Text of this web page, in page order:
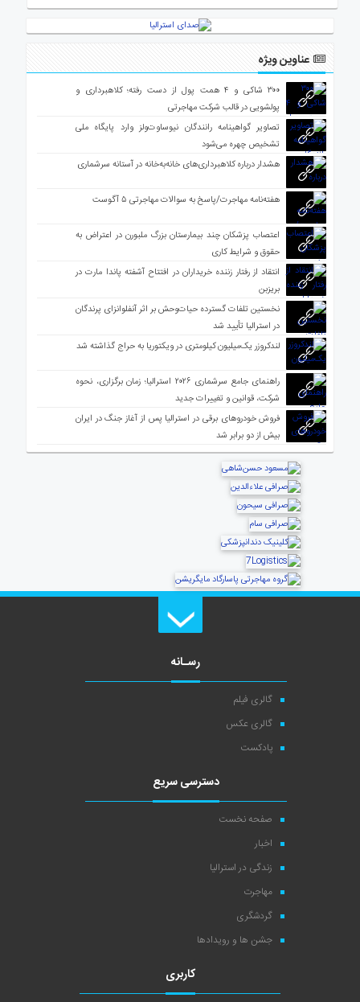
ارتباط
عناوین ویژه
۳۰۰ شاکی و ۴ همت پول از دست رفته؛ کلاهبرداری و
پولشویی در قالب شرکت مهاجرتی
تصاویر گواهینامه رانندگان نیوساوت‌ولز وارد پایگاه ملی
تشخیص چهره می‌شود
هشدار درباره کلاهبرداری‌های خانه‌به‌خانه در آستانه سرشماری
هفته‌نامه مهاجرت/پاسخ به سوالات مهاجرتی ۵ آگوست
اعتصاب پزشکان چند بیمارستان بزرگ ملبورن در اعتراض به
حقوق و شرایط کاری
انتقاد از رفتار زننده خریداران در افتتاح آشفته پاندا مارت در
بریزبن
نخستین تلفات گسترده حیات‌وحش بر اثر آنفلوانزای پرندگان
در استرالیا تأیید شد
لندکروزر یک‌میلیون کیلومتری در ویکتوریا به حراج گذاشته شد
راهنمای جامع سرشماری ۲۰۲۶ استرالیا؛ زمان برگزاری، نحوه
شرکت، قوانین و تغییرات جدید
فروش خودروهای برقی در استرالیا پس از آغاز جنگ در ایران
بیش از دو برابر شد
رسـانه
گالری فیلم
گالری عکس
پادکست
دسترسی سریع
صفحه نخست
اخبار
زندگی در استرالیا
مهاجرت
گردشگری
جشن ها و رویدادها
کاربری